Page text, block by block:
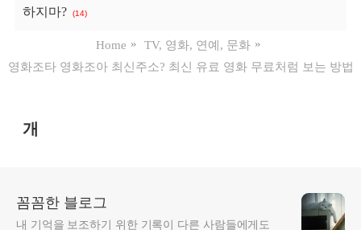
하지마?
(14)
Home
TV, 영화, 연예, 문화
영화조타 영화조아 최신주소? 최신 유료 영화 무료처럼 보는 방법
개
꼼꼼한 블로그
내 기억을 보조하기 위한 기록이 다른 사람들에게도